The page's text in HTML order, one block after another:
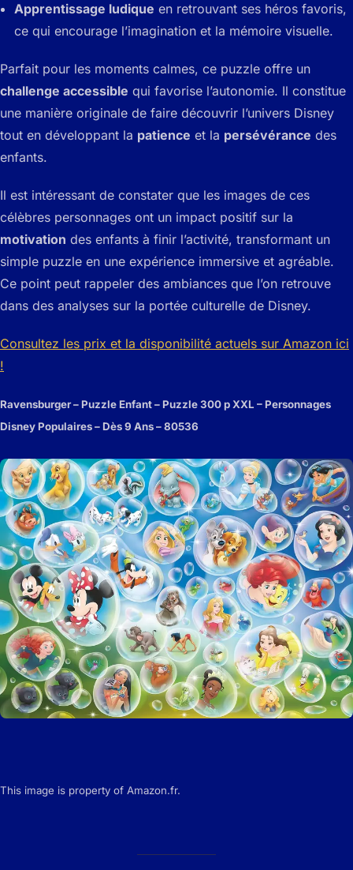
Apprentissage ludique en retrouvant ses héros favoris,
ce qui encourage l’imagination et la mémoire visuelle.
Parfait pour les moments calmes, ce puzzle offre un
challenge accessible qui favorise l’autonomie. Il constitue
une manière originale de faire découvrir l’univers Disney
tout en développant la patience et la persévérance des
enfants.
Il est intéressant de constater que les images de ces
célèbres personnages ont un impact positif sur la
motivation des enfants à finir l’activité, transformant un
simple puzzle en une expérience immersive et agréable.
Ce point peut rappeler des ambiances que l’on retrouve
dans des analyses sur la portée culturelle de Disney.
Consultez les prix et la disponibilité actuels sur Amazon ici
!
Ravensburger – Puzzle Enfant – Puzzle 300 p XXL – Personnages
Disney Populaires – Dès 9 Ans – 80536
This image is property of Amazon.fr.